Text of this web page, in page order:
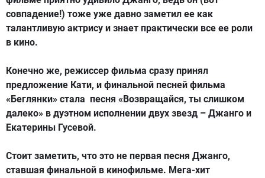
совпадение!) тоже уже давно заметил ее как
талантливую актрису и знает практически все ее роли
в кино.
Конечно же, режиссер фильма сразу принял
предложение Кати, и финальной песней фильма
«Беглянки» стала песня «Возвращайся, ты слишком
далеко» в дуэтном исполнении двух звезд – Джанго и
Екатерины Гусевой.
Стоит заметить, что это не первая песня Джанго,
ставшая финальной в кинофильме. Мега-хит